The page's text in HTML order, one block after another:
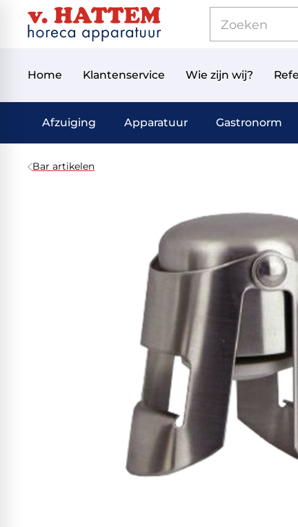
Home Klantenservice Wie zijn wij?
Afzuiging Apparatuur Gastronorm
Bar artikelen